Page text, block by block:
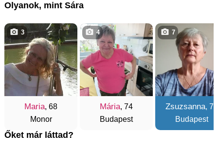
Olyanok, mint Sára
Maria, 68
Monor
3
Mária, 74
Budapest
4
Zsuzsanna, 70
Budapest
7
Őket már láttad?